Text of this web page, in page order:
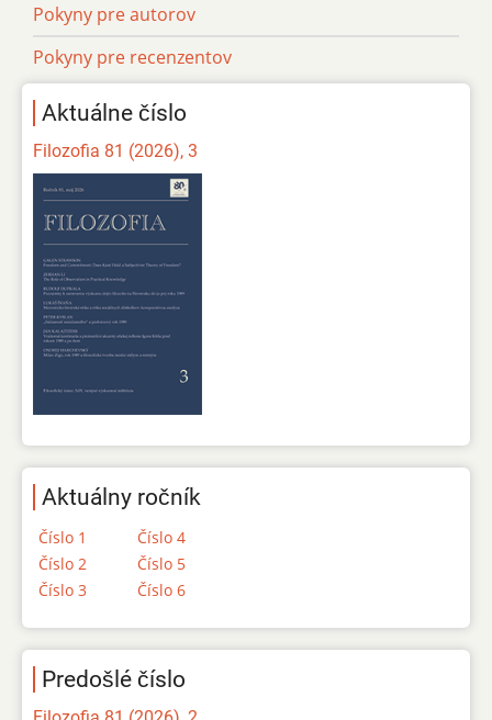
Pokyny pre autorov
Pokyny pre recenzentov
Aktuálne číslo
Filozofia 81 (2026), 3
Aktuálny ročník
Číslo 1
Číslo 2
Číslo 3
Číslo 4
Číslo 5
Číslo 6
Predošlé číslo